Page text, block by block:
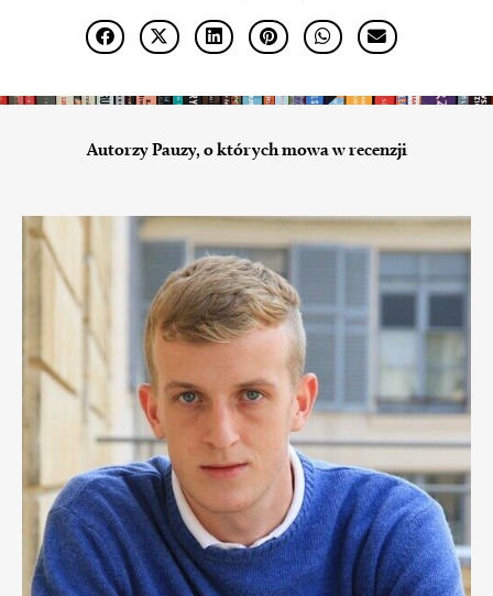
Autorzy Pauzy, o których mowa w recenzji